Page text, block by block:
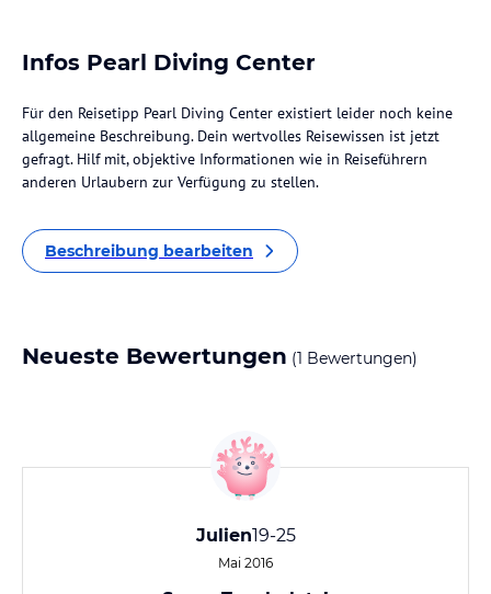
Infos Pearl Diving Center
Für den Reisetipp Pearl Diving Center existiert leider noch keine
allgemeine Beschreibung. Dein wertvolles Reisewissen ist jetzt
gefragt. Hilf mit, objektive Informationen wie in Reiseführern
anderen Urlaubern zur Verfügung zu stellen.
Beschreibung bearbeiten
Neueste Bewertungen (1 Bewertungen)
Julien19-25
Mai 2016